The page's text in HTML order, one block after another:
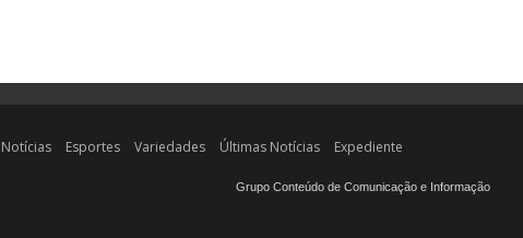
Notícias Esportes Variedades Últimas Notícias Expediente
Grupo Conteúdo de Comunicação e Informação